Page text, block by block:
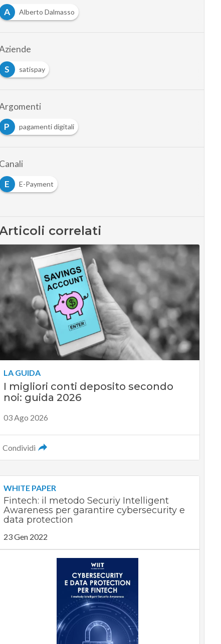
A
Alberto Dalmasso
S
satispay
P
pagamenti digitali
Canali
E
E-Payment
correlati
LA GUIDA
I migliori conti deposito secondo
noi: guida 2026
03 Ago 2026
Condividi
WHITE PAPER
Fintech: il metodo Securiy Intelligent
Awareness per garantire cybersecurity e
data protection
23 Gen 2022